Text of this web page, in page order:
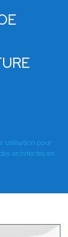
utilisation pour
architectes en